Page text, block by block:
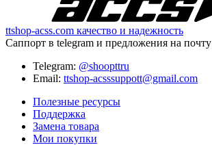
ttshop-acss.com качество и надежность
Саппорт в telegram и предложения на почту
Telegram: @shoopttru
Email: ttshop-acsssuppott@gmail.com
Полезные ресурсы
Поддержка
Замена товара
Мои покупки